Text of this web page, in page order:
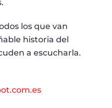
los que van
historia del
a escucharla.